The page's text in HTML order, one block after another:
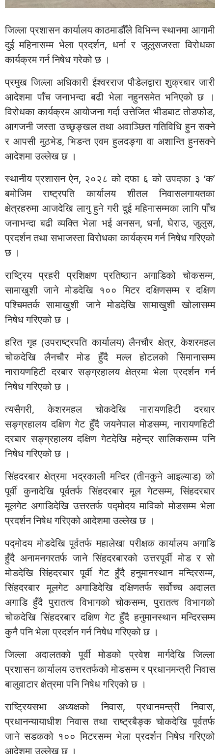
जिल्ला प्रशासन कार्यालय काठमाडौँले विभिन्न स्थानमा आगामी
दुई महिनासम्म भेला प्रदर्शन, धर्ना र जुलुसजस्ता विरोधका
कार्यक्रम गर्न निषेध गरेको छ ।
प्रमुख जिल्ला अधिकारी ईश्वरराज पौडेलद्वारा शुक्रबार जारी
आदेशमा पाँच जनाभन्दा बढी भेला नहुनसमेत भनिएको छ ।
विरोधका कार्यक्रम आयोजना गर्दा उत्तेजित भीडबाट तोडफोड,
आगजनी जस्ता उच्छृङ्खल तथा अवाञ्छित गतिविधि हुन सक्ने
र आपसी मुठभेड, भिडन्त एवम हुलदङ्गा वा अशान्ति हुनसक्ने
आदेशमा उल्लेख छ ।
स्थानीय प्रशासन ऐन, २०२८ को दफा ६ को उपदफा ३ ‘क’
बमोजिम राष्ट्रपति कार्यालय शीतल निवासलगायतका
क्षेत्रहरुमा आजदेखि लागु हुने गरी दुई महिनासम्मका लागि पाँच
जनाभन्दा बढी व्यक्ति भेला भई अनसन, धर्ना, घेराउ, जुलुस,
प्रदर्शन तथा सभाजस्ता विरोधका कार्यक्रम गर्न निषेध गरिएको
छ ।
राष्ट्रिय प्रहरी प्रशिक्षण प्रतिष्ठान अगाडिको चोकसम्म,
सामाखुशी जाने मोडदेखि १०० मिटर दक्षिणसम्म र दक्षिण
पश्चिमतर्क सामाखुशी जाने मोडदेखि सामाखुशी खोलासम्म
निषेध गरिएको छ ।
हरित गृह (उपराष्ट्रपति कार्यालय) लैनचौर क्षेत्र, केशरमहल
चोकदेखि लैनचौर मोड हुँदै मल्ल होटलको सिमानासम्म
नारायणहिटी दरबार सङ्ग्रहालय क्षेत्रमा भेला प्रदर्शन गर्न
निषेध गरिएको छ ।
त्यसैगरी, केशरमहल चोकदेखि नारायणहिटी दरबार
सङ्ग्रहालय दक्षिण गेट हुँदै जयनेपाल मोडसम्म, नारायणहिटी
दरबार सङ्ग्रहालय दक्षिण गेटदेखि महेन्द्र सालिकसम्म पनि
निषेध गरिएको छ ।
सिंहदरबार क्षेत्रमा भद्रकाली मन्दिर (तीनकुने आइल्याड) को
पूर्वी कुनादेखि पूर्वतर्फ सिंहदरबार मूल गेटसम्म, सिंहदरबार
मूलगेट अगाडिदेखि उत्तरतर्फ पद्मोदय माविको मोडसम्म भेला
प्रदर्शन निषेध गरिएको आदेशमा उल्लेख छ ।
पद्मोदय मोडदेखि पूर्वतर्फ महालेखा परीक्षक कार्यालय अगाडि
हुँदै अनामनगरतर्फ जाने सिंहदरबारको उत्तरपूर्वी मोड र सो
मोडदेखि सिंहदरबार पूर्वी गेट हुँदै हनुमानस्थान मन्दिरसम्म,
सिंहदरबार मूलगेट अगाडिदेखि दक्षिणतर्फ सर्वोच्च अदालत
अगाडि हुँदै पुरातत्व विभागको चोकसम्म, पुरातत्व विभागको
चोकदेखि सिंहदरबार दक्षिण गेट हुँदै हनुमानस्थान मन्दिरसम्म
कुनै पनि भेला प्रदर्शन गर्न निषेध गरिएको छ ।
जिल्ला अदालतको पूर्वी मोडको प्रवेश मार्गदेखि जिल्ला
प्रशासन कार्यालय उत्तरतर्फको मोडसम्म र प्रधानमन्त्री निवास
बालुवाटार क्षेत्रमा पनि निषेध गरिएको छ ।
राष्ट्रियसभा अध्यक्षको निवास, प्रधानमन्त्री निवास,
प्रधानन्यायाधीश निवास तथा राष्ट्रबैङ्क चोकदेखि पूर्वतर्फ
जाने सडकको १०० मिटरसम्म भेला प्रदर्शन निषेध गरिएको
आदेशमा उल्लेख छ ।